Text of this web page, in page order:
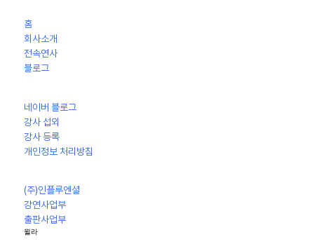
서 오는가 - H 기업 임직원 대상
홈
회사소개
전속연사
​블로그
네이버 블로그
강사 섭외
강사 등록
개인정보 처리방침
(주)인플루엔셜
강연사업부
출판사업부
윌라